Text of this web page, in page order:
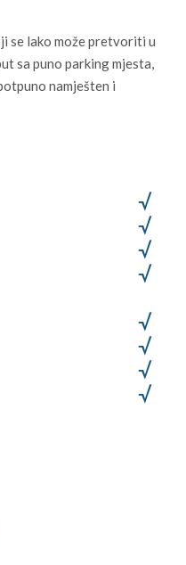
se lako može pretvoriti u
sa puno parking mjesta,
namješten i